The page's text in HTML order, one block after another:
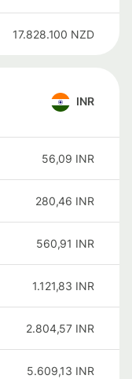
17.828.100 NZD
INR
56,09 INR
280,46 INR
560,91 INR
1.121,83 INR
2.804,57 INR
5.609,13 INR